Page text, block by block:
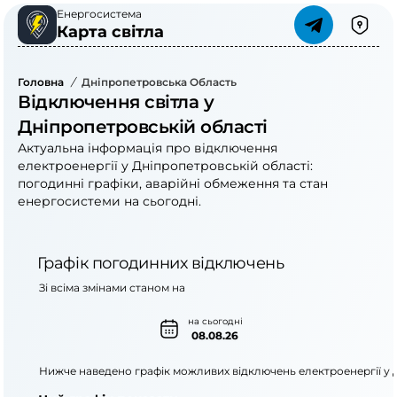
Енергосистема
Карта світла
Головна / Дніпропетровська Область
Відключення світла у
Дніпропетровській області
Актуальна інформація про відключення
електроенергії у Дніпропетровській області:
погодинні графіки, аварійні обмеження та стан
енергосистеми на сьогодні.
Графік погодинних відключень
на сьогодні
08.08.26
Зі всіма змінами станом на
Нижче наведено графік можливих відключень електроенергії у